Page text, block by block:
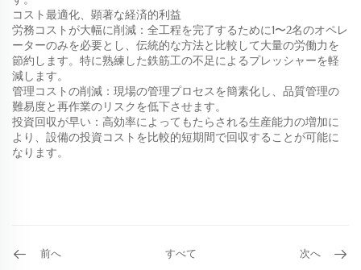
コスト最適化、顕著な経済的利益
労務コストが大幅に削減：全工程を完了するために1〜2名のオペレ
ーターのみを必要とし、伝統的な方法と比較して大量の労働力を
節約します。特に熟練した鉄筋工の不足によるプレッシャーを軽
減します。
管理コストの削減：現場の管理プロセスを簡素化し、品質管理の
難易度と再作業のリスクを低下させます。
投資回収が早い：高効率によってもたらされる生産能力の増加に
より、設備の投資コストを比較的短期間で回収することが可能に
なります。
前へ すべて 次へ